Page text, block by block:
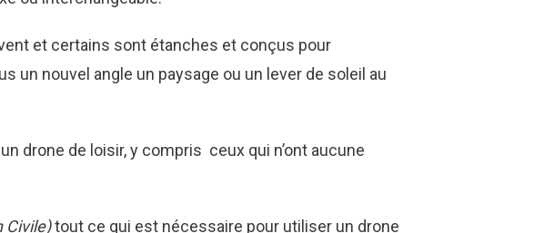
et certains sont étanches et conçus pour
un nouvel angle un paysage ou un lever de soleil au
drone de loisir, y compris ceux qui n’ont aucune
Civile)tout ce qui est nécessaire pour utiliser un drone